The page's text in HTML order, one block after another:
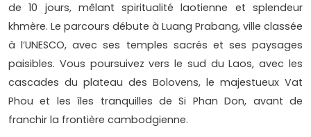
de 10 jours, mêlant spiritualité laotienne et splendeur
khmère. Le parcours débute à Luang Prabang, ville classée
à l’UNESCO, avec ses temples sacrés et ses paysages
paisibles. Vous poursuivez vers le sud du Laos, avec les
cascades du plateau des Bolovens, le majestueux Vat
Phou et les îles tranquilles de Si Phan Don, avant de
franchir la frontière cambodgienne.